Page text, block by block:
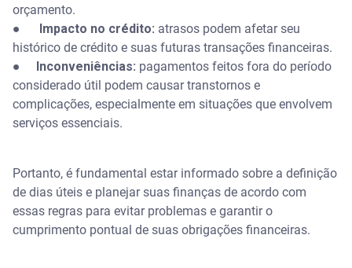
orçamento.
●
Impacto no crédito: atrasos podem afetar seu
histórico de crédito e suas futuras transações financeiras.
●
Inconveniências: pagamentos feitos fora do período
considerado útil podem causar transtornos e
complicações, especialmente em situações que envolvem
serviços essenciais.
Portanto, é fundamental estar informado sobre a definição
de dias úteis e planejar suas finanças de acordo com
essas regras para evitar problemas e garantir o
cumprimento pontual de suas obrigações financeiras.